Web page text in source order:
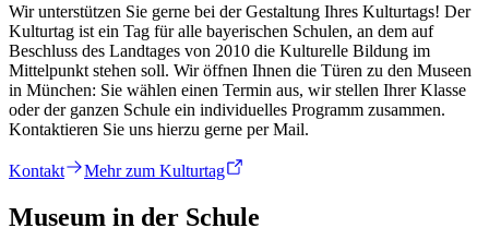
Wir unterstützen Sie gerne bei der Gestaltung Ihres Kulturtags! Der
Kulturtag ist ein Tag für alle bayerischen Schulen, an dem auf
Beschluss des Landtages von 2010 die Kulturelle Bildung im
Mittelpunkt stehen soll. Wir öffnen Ihnen die Türen zu den Museen
in München: Sie wählen einen Termin aus, wir stellen Ihrer Klasse
oder der ganzen Schule ein individuelles Programm zusammen.
Kontaktieren Sie uns hierzu gerne per Mail.
Kontakt Mehr zum Kulturtag
Museum in der Schule